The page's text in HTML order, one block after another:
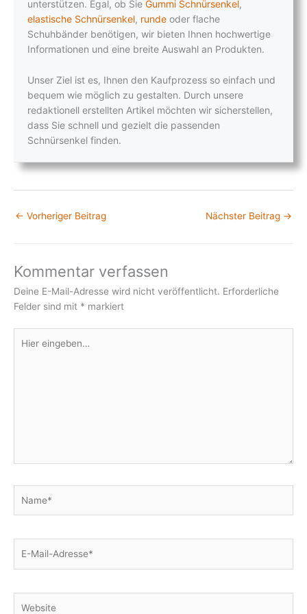
unterstützen. Egal, ob Sie Gummi Schnürsenkel,
elastische Schnürsenkel, runde oder flache
Schuhbänder benötigen, wir bieten Ihnen hochwertige
Informationen und eine breite Auswahl an Produkten.
Unser Ziel ist es, Ihnen den Kaufprozess so einfach und
bequem wie möglich zu gestalten. Durch unsere
redaktionell erstellten Artikel möchten wir sicherstellen,
dass Sie schnell und gezielt die passenden
Schnürsenkel finden.
← Vorheriger Beitrag Nächster Beitrag →
Kommentar verfassen
Deine E-Mail-Adresse wird nicht veröffentlicht. Erforderliche
Felder sind mit * markiert
eingeben…
Mail-